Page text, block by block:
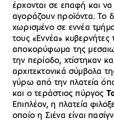
έρχονται σε επαφή και
αγοράζουν προϊόντα. Το
χωρισμένο σε εννέα
τους «Εννέα» κυβερνήτες
αποκορύφωμα της
την περίοδο, χτίστηκαν
αρχιτεκτονικά σύμβολα
γύρω από την πλατεία
και ο τεράστιος πύργος
Επιπλέον, η πλατεία
οποίο η Σιένα είναι